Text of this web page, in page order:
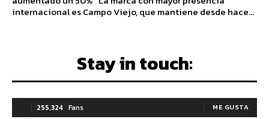
internacional es Campo Viejo, que mantiene desde hace...
Stay in touch:
255,324 Fans ME GUSTA